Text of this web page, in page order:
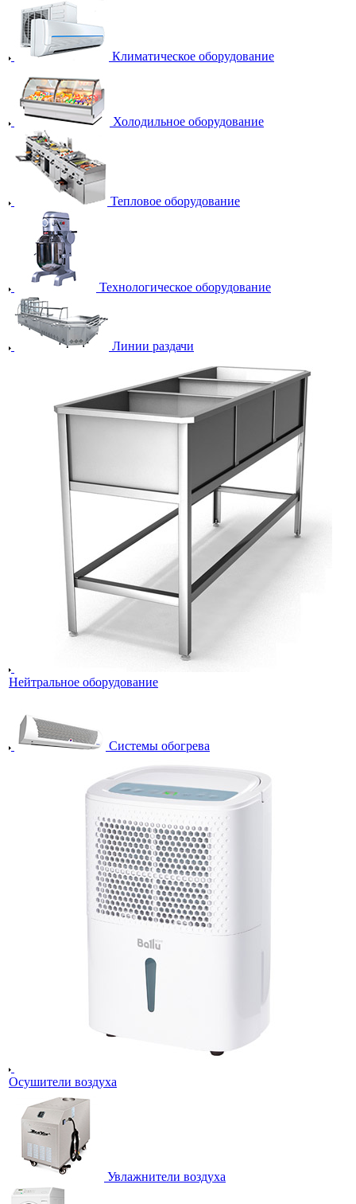
Климатическое оборудование
Холодильное оборудование
Тепловое оборудование
Технологическое оборудование
Линии раздачи
Нейтральное оборудование
Системы обогрева
Осушители воздуха
Увлажнители воздуха